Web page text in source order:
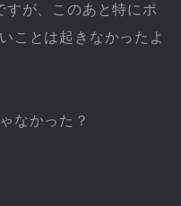
すが、このあと特にポ
ことは起きなかったよ
なかった？